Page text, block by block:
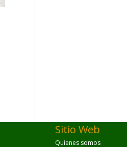
Sitio Web
Quienes somos